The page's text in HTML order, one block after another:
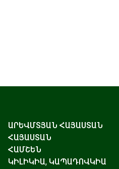
ԱՐԵՎՄՏՅԱՆ ՀԱՅԱՍՏԱՆ
ՀԱՅԱՍՏԱՆ
ՀԱՄՇԵՆ
ԿԻԼԻԿԻԱ, ԿԱՊԱԴՈՎԿԻԱ